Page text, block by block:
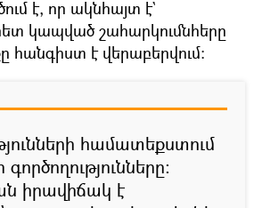
է, որ ակնհայտ է`
կապված շահարկումնհերը
հանգիստ է վերաբերվում։
համատեքստում
իրավիճակ է